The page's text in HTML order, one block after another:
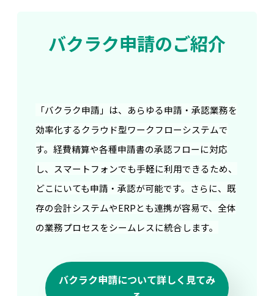
バクラク申請のご紹介
「バクラク申請」は、あらゆる申請・承認業務を
効率化するクラウド型ワークフローシステムで
す。経費精算や各種申請書の承認フローに対応
し、スマートフォンでも手軽に利用できるため、
どこにいても申請・承認が可能です。さらに、既
存の会計システムやERPとも連携が容易で、全体
の業務プロセスをシームレスに統合します。
バクラク申請について詳しく見てみ